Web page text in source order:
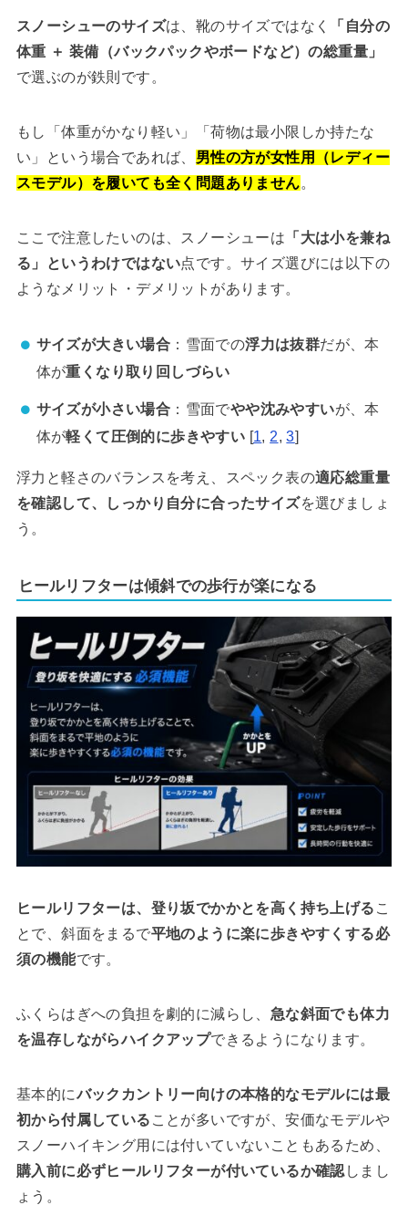
スノーシューのサイズは、靴のサイズではなく
「自分の
体重 ＋ 装備（バックパックやボードなど）の総重量」
で選ぶのが鉄則です。
もし「体重がかなり軽い」「荷物は最小限しか持たな
い」という場合であれば、 男性の方が女性用（レディー
スモデル）を履いても全く問題ありません。
ここで注意したいのは、スノーシューは 「大は小を兼ね
る」というわけではない点です。サイズ選びには以下の
ようなメリット・デメリットがあります。
サイズが大きい場合 ：雪面での浮力は抜群だが、本
体が重くなり取り回しづらい
サイズが小さい場合 ：雪面でやや沈みやすいが、本
体が軽くて圧倒的に歩きやすい [1, 2,3]
浮力と軽さのバランスを考え、スペック表の適応総重量
を確認して、しっかり自分に合ったサイズを選びましょ
う。
ヒールリフターは傾斜での歩行が楽になる
ヒールリフターは、登り坂でかかとを高く持ち上げる こ
とで、斜面をまるで平地のように楽に歩きやすくする必
須の機能です。
ふくらはぎへの負担を劇的に減らし、 急な斜面でも体力
を温存しながらハイクアップできるようになります。
基本的にバックカントリー向けの本格的なモデルには最
初から付属している ことが多いですが、安価なモデルや
スノーハイキング用には付いていないこともあるため、
購入前に必ずヒールリフターが付いているか確認 しまし
ょう。